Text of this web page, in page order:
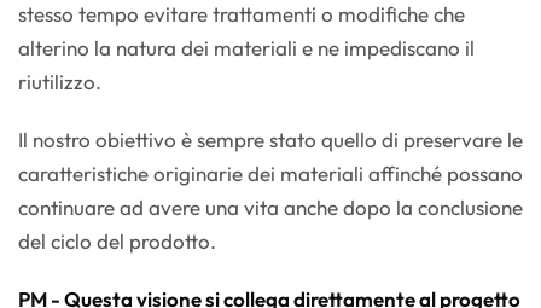
stesso tempo evitare trattamenti o modifiche che
alterino la natura dei materiali e ne impediscano il
riutilizzo.
Il nostro obiettivo è sempre stato quello di preservare le
caratteristiche originarie dei materiali affinché possano
continuare ad avere una vita anche dopo la conclusione
del ciclo del prodotto.
PM - Questa visione si collega direttamente al progetto